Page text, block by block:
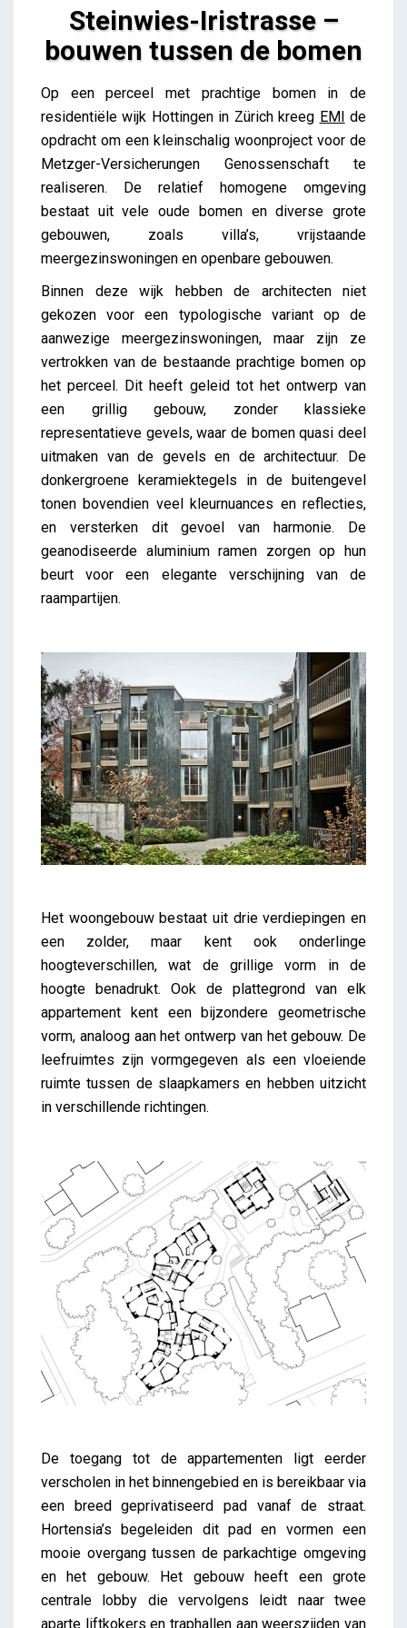
Steinwies-Iristrasse –
bouwen tussen de bomen
Steinwies-Iristrasse – bouwen tussen de bomen
Lieve Drooghmans
Op een perceel met prachtige bomen in de
residentiële wijk Hottingen in Zürich kreeg EMI de
opdracht om een kleinschalig woonproject voor de
Metzger-Versicherungen Genossenschaft te
realiseren. De relatief homogene omgeving
bestaat uit vele oude bomen en diverse grote
gebouwen, zoals villa’s, vrijstaande
meergezinswoningen en openbare gebouwen.
Binnen deze wijk hebben de architecten niet
gekozen voor een typologische variant op de
aanwezige meergezinswoningen, maar zijn ze
vertrokken van de bestaande prachtige bomen op
het perceel. Dit heeft geleid tot het ontwerp van
een grillig gebouw, zonder klassieke
representatieve gevels, waar de bomen quasi deel
uitmaken van de gevels en de architectuur. De
donkergroene keramiektegels in de buitengevel
tonen bovendien veel kleurnuances en reflecties,
en versterken dit gevoel van harmonie. De
geanodiseerde aluminium ramen zorgen op hun
beurt voor een elegante verschijning van de
raampartijen.
Het woongebouw bestaat uit drie verdiepingen en
een zolder, maar kent ook onderlinge
hoogteverschillen, wat de grillige vorm in de
hoogte benadrukt. Ook de plattegrond van elk
appartement kent een bijzondere geometrische
vorm, analoog aan het ontwerp van het gebouw. De
leefruimtes zijn vormgegeven als een vloeiende
ruimte tussen de slaapkamers en hebben uitzicht
in verschillende richtingen.
De toegang tot de appartementen ligt eerder
verscholen in het binnengebied en is bereikbaar via
een breed geprivatiseerd pad vanaf de straat.
Hortensia’s begeleiden dit pad en vormen een
mooie overgang tussen de parkachtige omgeving
en het gebouw. Het gebouw heeft een grote
centrale lobby die vervolgens leidt naar twee
aparte liftkokers en traphallen aan weerszijden van